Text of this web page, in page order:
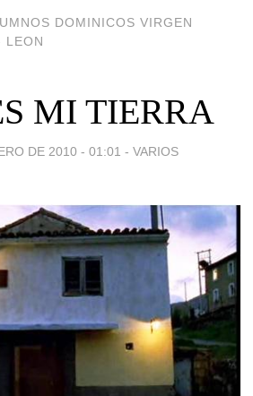
DOMINICOS VIRGEN
LEON
MI TIERRA
DE 2010 - 01:01 - VARIOS